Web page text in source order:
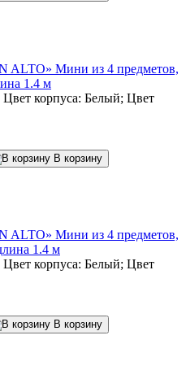
ALTO» Мини из 4 предметов,
1.4 м
корпуса: Белый; Цвет
В корзину
ALTO» Мини из 4 предметов,
1.4 м
корпуса: Белый; Цвет
В корзину